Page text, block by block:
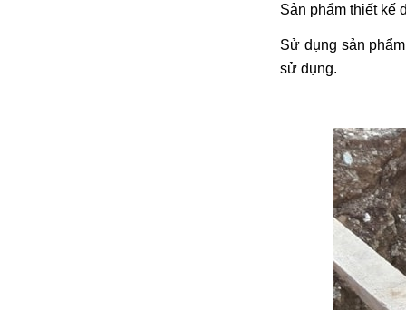
Sản phẩm thiết kế
Sử dụng sản
sử dụng.